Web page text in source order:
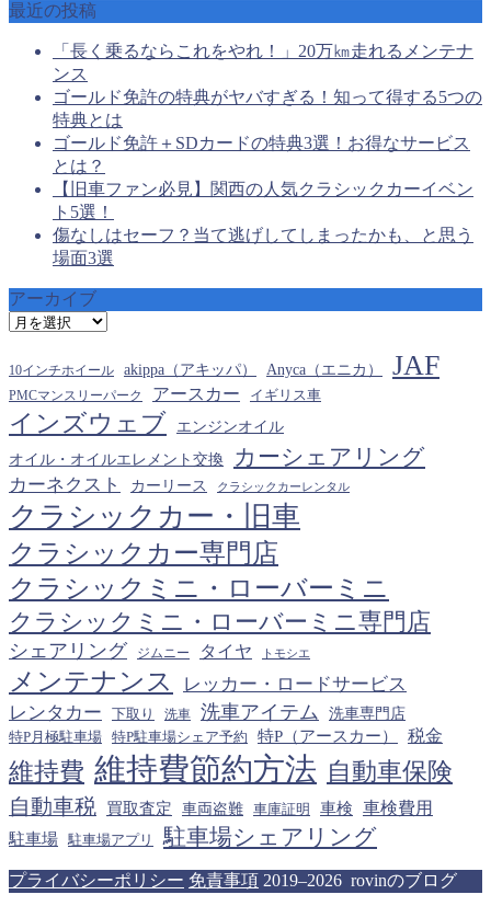
最近の投稿
「長く乗るならこれをやれ！」20万㎞走れるメンテナ
ンス
ゴールド免許の特典がヤバすぎる！知って得する5つの
特典とは
ゴールド免許＋SDカードの特典3選！お得なサービス
とは？
【旧車ファン必見】関西の人気クラシックカーイベン
ト5選！
傷なしはセーフ？当て逃げしてしまったかも、と思う
場面3選
アーカイブ
ア
カ
イ
ブ
10インチホイール akippa（アキッパ） Anyca（エニカ） JAF
PMCマンスリーパーク アースカー イギリス車
インズウェブ エンジンオイル
オイル・オイルエレメント交換 カーシェアリング
カーネクスト カーリース クラシックカーレンタル
クラシックカー・旧車
クラシックカー専門店
クラシックミニ・ローバーミニ
クラシックミニ・ローバーミニ専門店
シェアリング ジムニー タイヤ トモシエ
メンテナンス
レッカー・ロードサービス
レンタカー
下取り 洗車 洗車アイテム
洗車専門店
特P月極駐車場
特P駐車場シェア予約 特P（アースカー） 税金
維持費 維持費節約方法 自動車保険
自動車税 買取査定 車両盗難 車庫証明 車検 車検費用
駐車場 駐車場アプリ 駐車場シェアリング
プライバシーポリシー 免責事項 2019–2026 rovinのブログ